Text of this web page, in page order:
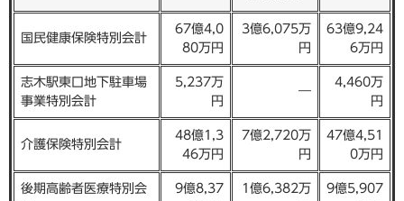
国民健康保険特別会計
67億4,0
80万円
3億6,075万
円
63億9,24
6万円
志木駅東口地下駐車場
事業特別会計
5,237万
円
―
4,460万
円
介護保険特別会計
48億1,3
46万円
7億2,720万
円
47億4,51
0万円
後期高齢者医療特別会
9億8,37
1億6,382万
9億5,907